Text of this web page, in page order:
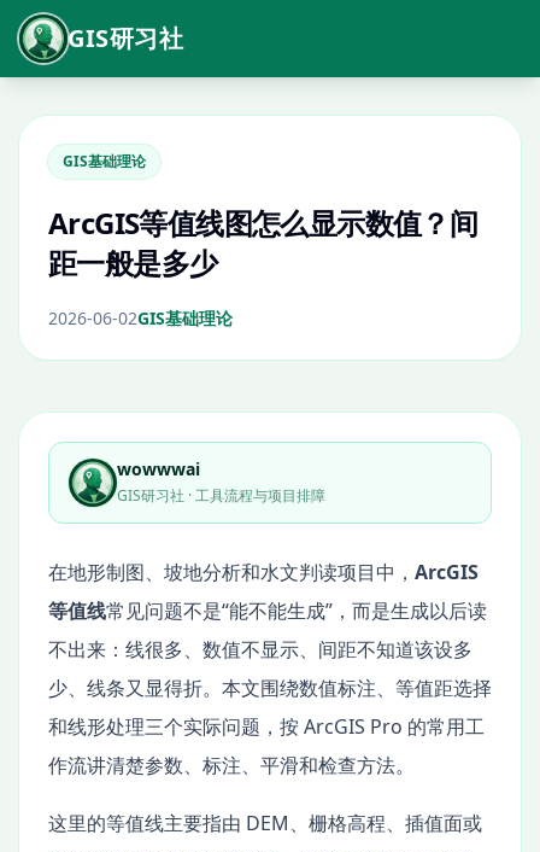
GIS研习社
GIS基础理论
ArcGIS等值线图怎么显示数值？间
距一般是多少
2026-06-02GIS基础理论
wowwwai
GIS研习社 · 工具流程与项目排障
在地形制图、坡地分析和水文判读项目中， ArcGIS
等值线常见问题不是“能不能生成”，而是生成以后读
不出来：线很多、数值不显示、间距不知道该设多
少、线条又显得折。本文围绕数值标注、等值距选择
和线形处理三个实际问题，按 ArcGIS Pro 的常用工
作流讲清楚参数、标注、平滑和检查方法。
这里的等值线主要指由 DEM、栅格高程、插值面或